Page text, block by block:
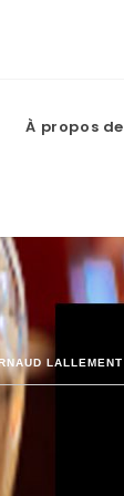
À propos de
LALLEMENT